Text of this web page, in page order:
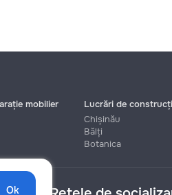
Ok
mobilier
Lucrări de
Chișinău
Bălți
Botanica